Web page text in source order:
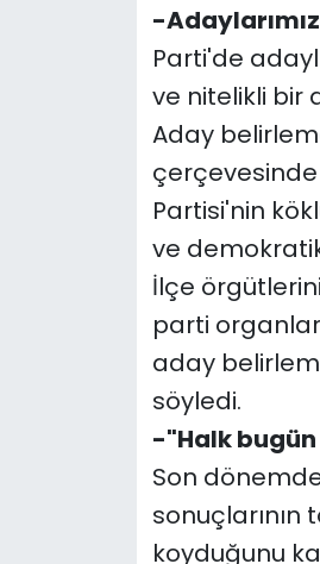
-
Parti'de
ve nitelikli bir
Aday
Partisi'nin
ve
İlçe
parti
aday
söyledi.
-"Halk
Son
koyduğunu